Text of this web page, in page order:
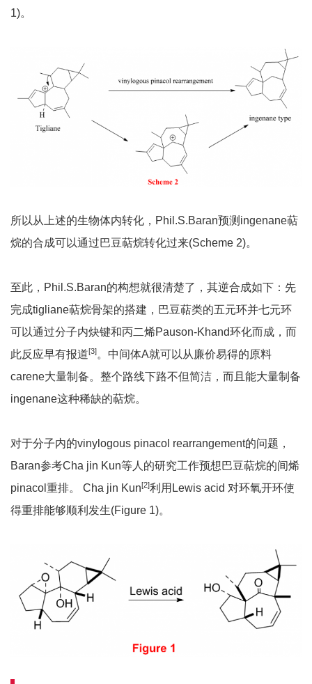
1)。
所以从上述的生物体内转化，Phil.S.Baran预测ingenane萜
烷的合成可以通过巴豆萜烷转化过来(Scheme 2)。
至此，Phil.S.Baran的构想就很清楚了，其逆合成如下：先
完成tigliane萜烷骨架的搭建，巴豆萜类的五元环并七元环
可以通过分子内炔键和丙二烯Pauson-Khand环化而成，而
此反应早有报道[3]。中间体A就可以从廉价易得的原料
carene大量制备。整个路线下路不但简洁，而且能大量制备
ingenane这种稀缺的萜烷。
对于分子内的vinylogous pinacol rearrangement的问题，
Baran参考Cha jin Kun等人的研究工作预想巴豆萜烷的间烯
pinacol重排。 Cha jin Kun[2]利用Lewis acid 对环氧开环使
得重排能够顺利发生(Figure 1)。